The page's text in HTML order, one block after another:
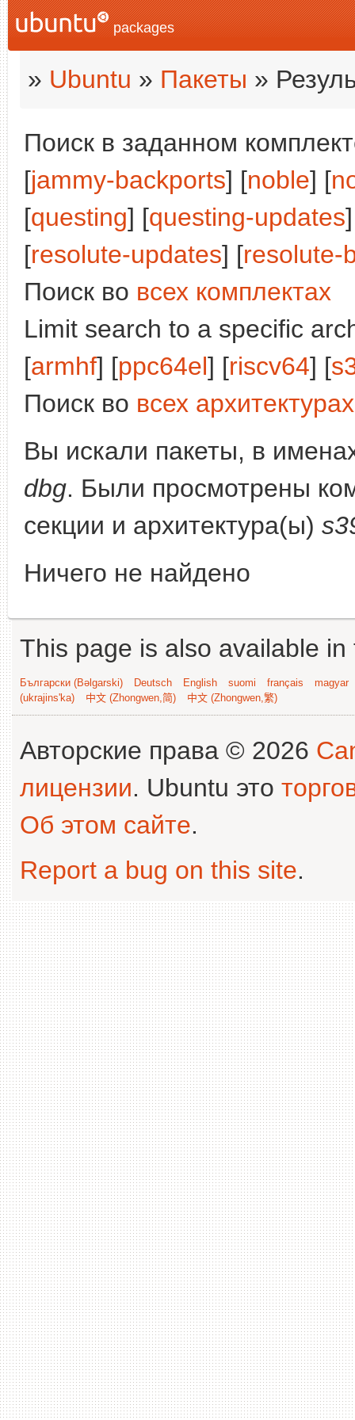
packages
» Ubuntu » Пакеты »
Поиск в заданном
[jammy-backports] [noble] [
[questing] [questing-updates
[resolute-updates] [resolute-
Поиск во всех комплектах
Limit search to a specific
[armhf] [ppc64el] [riscv64] [
Поиск во всех архитектурах
Вы искали пакеты, в
dbg. Были просмотрены
секции и архитектура(ы)
Ничего не найдено
This page is also available
Български (Bəlgarski) Deutsch English suomi français
magyar
(ukrajins'ka)
中文 (Zhongwen,简) 中文 (Zhongwen,繁)
Авторские права © 2026
лицензии. Ubuntu это
Об этом сайте.
Report a bug on this site.